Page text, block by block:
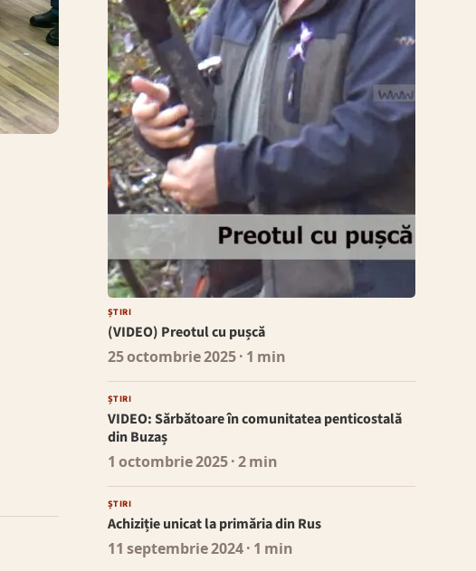
ȘTIRI
(VIDEO) Preotul cu pușcă
25 octombrie 2025· 1 min
ȘTIRI
VIDEO: Sărbătoare în comunitatea penticostală
din Buzaș
1 octombrie 2025· 2 min
ȘTIRI
Achiziție unicat la primăria din Rus
11 septembrie 2024· 1 min